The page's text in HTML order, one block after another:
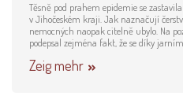
Těsně pod prahem epidemie se
v Jihočeském kraji. Jak naznačují
nemocných naopak citelně ubylo. Na
podepsal zejména fakt, že se díky
Zeig mehr